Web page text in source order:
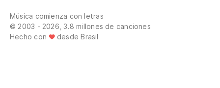
Música comienza con letras
© 2003 - 2026, 3.8 millones de canciones
Hecho con
desde Brasil